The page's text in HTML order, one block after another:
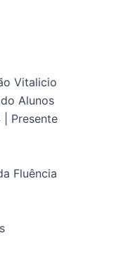
Vitalicio
Alunos
| Presente
Fluência